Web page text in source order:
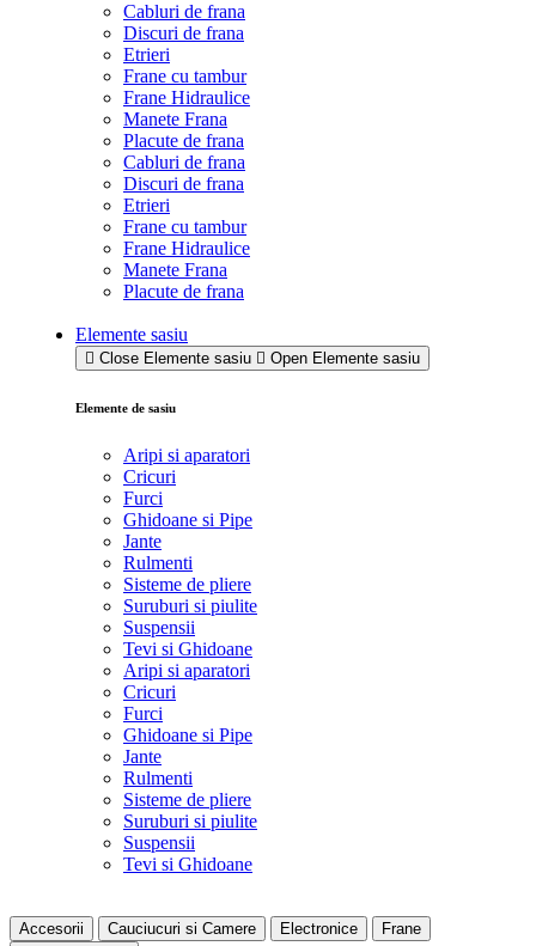
Cabluri de frana
Discuri de frana
Etrieri
Frane cu tambur
Frane Hidraulice
Manete Frana
Placute de frana
Cabluri de frana
Discuri de frana
Etrieri
Frane cu tambur
Frane Hidraulice
Manete Frana
Placute de frana
Elemente sasiu
Close Elemente sasiu Open Elemente sasiu
Elemente de sasiu
Aripi si aparatori
Cricuri
Furci
Ghidoane si Pipe
Jante
Rulmenti
Sisteme de pliere
Suruburi si piulite
Suspensii
Tevi si Ghidoane
Aripi si aparatori
Cricuri
Furci
Ghidoane si Pipe
Jante
Rulmenti
Sisteme de pliere
Suruburi si piulite
Suspensii
Tevi si Ghidoane
Accesorii Cauciucuri si Camere Electronice
Frane